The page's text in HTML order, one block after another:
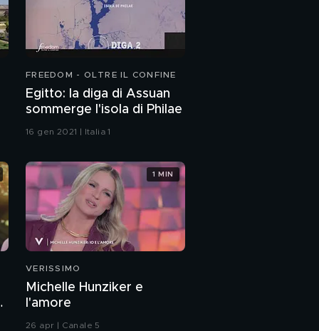
FREEDOM - OLTRE IL CONFINE
Egitto: la diga di Assuan
sommerge l'isola di Philae
16 gen 2021 | Italia 1
VERISSIMO
Michelle Hunziker e
l'amore
26 apr | Canale 5
1 MIN